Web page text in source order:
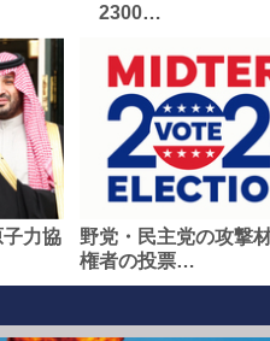
2300…
力協
野党・民主党の攻撃
権者の投票…